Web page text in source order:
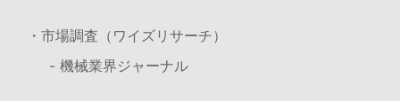
・市場調査（ワイズリサーチ）
- 機械業界ジャーナル